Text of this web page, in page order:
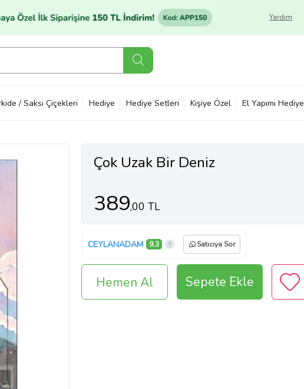
Yardım
/ Saksı Çiçekleri Hediye Hediye Setleri Kişiye Özel El Yapımı Hediye
Çok Uzak Bir Deniz
389,00 TL
CEYLANADAM 9,3 Satıcıya Sor
Hemen Al Sepete Ekle